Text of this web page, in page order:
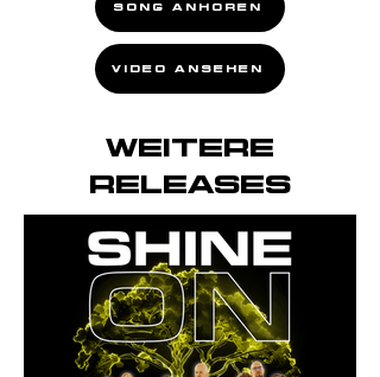
SONG ANHÖREN
VIDEO ANSEHEN
WEITERE
RELEASEs